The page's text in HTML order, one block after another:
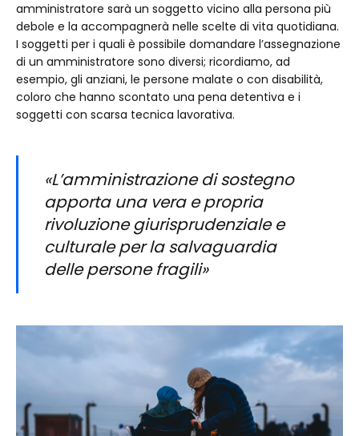
amministratore sarà un soggetto vicino alla persona più
debole e la accompagnerà nelle scelte di vita quotidiana.
I soggetti per i quali è possibile domandare l’assegnazione
di un amministratore sono diversi; ricordiamo, ad
esempio, gli anziani, le persone malate o con disabilità,
coloro che hanno scontato una pena detentiva e i
soggetti con scarsa tecnica lavorativa.
«L’amministrazione di sostegno
apporta una vera e propria
rivoluzione giurisprudenziale e
culturale per la salvaguardia
delle persone fragili»